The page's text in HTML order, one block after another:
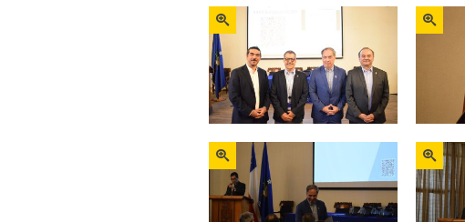
Zoom Zoom
Zoom Zoom